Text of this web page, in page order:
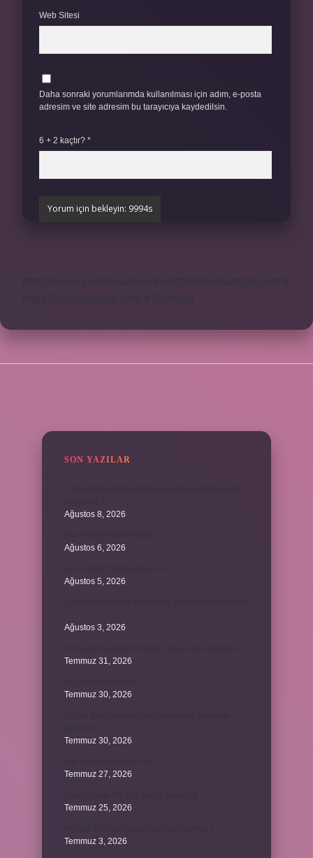
Web Sitesi
Daha sonraki yorumlarımda kullanılması için adım, e-posta
adresim ve site adresim bu tarayıcıya kaydedilsin.
6 + 2 kaçtır? *
SON YAZILAR
Ağustos 8, 2026
Ağustos 6, 2026
Ağustos 5, 2026
Ağustos 3, 2026
Temmuz 31, 2026
Temmuz 30, 2026
Temmuz 30, 2026
Temmuz 27, 2026
Temmuz 25, 2026
Temmuz 3, 2026